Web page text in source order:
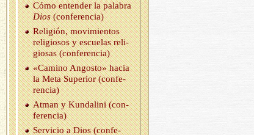
Cómo en­ten­der la pa­la­bra
Dios(con­fe­ren­cia)
Re­li­gión, mo­vi­mien­tos
re­li­gio­sos y es­cue­las re­li­
gio­sas (con­fe­ren­cia)
«Ca­mino An­gos­to» hacia
la Meta Su­pe­rior (con­fe­
ren­cia)
Atman y Kun­da­li­ni (con­
fe­ren­cia)
Ser­vi­cio a Dios (con­fe­